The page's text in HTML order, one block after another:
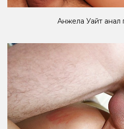
Анжела Уайт анал